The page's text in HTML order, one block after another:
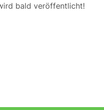
bald veröffentlicht!